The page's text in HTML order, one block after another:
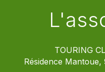
TOURING
Résidence Mantoue,